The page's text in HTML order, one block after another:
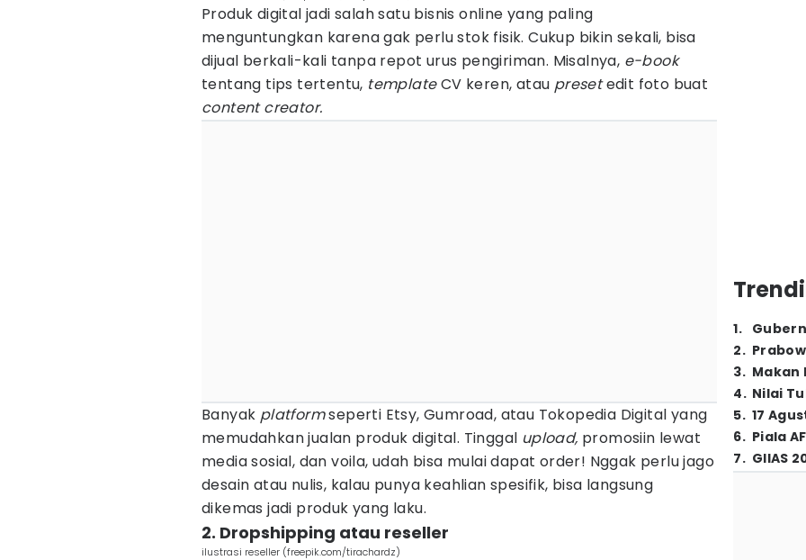
Produk digital jadi salah satu bisnis online yang paling
menguntungkan karena gak perlu stok fisik. Cukup bikin sekali, bisa
dijual berkali-kali tanpa repot urus pengiriman. Misalnya, e-book
tentang tips tertentu, templateCV keren, atau presetedit foto buat
content creator.
Banyak platformseperti Etsy, Gumroad, atau Tokopedia Digital yang
memudahkan jualan produk digital. Tinggal upload, promosiin lewat
media sosial, dan voila, udah bisa mulai dapat order! Nggak perlu jago
desain atau nulis, kalau punya keahlian spesifik, bisa langsung
dikemas jadi produk yang laku.
2. Dropshipping atau reseller
ilustrasi reseller (freepik.com/tirachardz)
1.
2.
3. Makan
4. Nilai
5. 17
6. Piala
7. GIIAS